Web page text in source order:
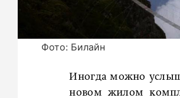
Фото: Билайн
Иногда можно
новом жилом